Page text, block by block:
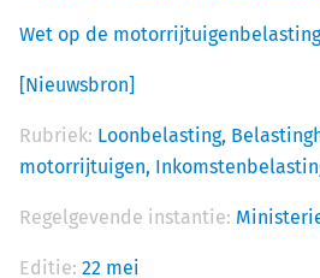
Wet op de
[Nieuwsbron]
Rubriek: Loonbelasting,
motorrijtuigen,
Regelgevende instantie:
Editie: 22 mei